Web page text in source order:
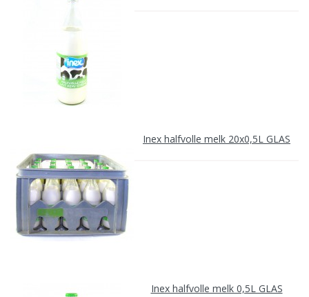
Inex halfvolle melk 20x0,5L GLAS
Inex halfvolle melk 0,5L GLAS